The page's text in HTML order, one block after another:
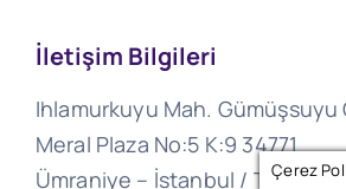
İletişim Bilgileri
Ihlamurkuyu Mah. Gümüşsuyu
Meral Plaza No:5 K:9 34771
Ümraniye – İstanbul / Türkiye
Çerez